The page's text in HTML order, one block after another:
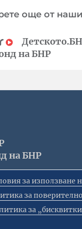
още от
на БНР
на БНР
за използване
за
за